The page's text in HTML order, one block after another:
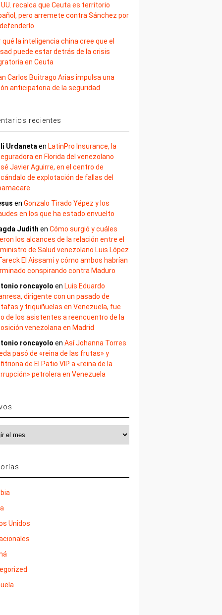
UU. recalca que Ceuta es territorio
pero arremete contra Sánchez por
qué la inteligencia china cree que el
puede estar detrás de la crisis
en Ceuta
Carlos Buitrago Arias impulsa una
anticipatoria de la seguridad
recientes
Urdaneta en LatinPro Insurance, la
en Florida del venezolano
Javier Aguirre, en el centro de
de explotación de fallas del
enGonzalo Tirado Yépez y los
en los que ha estado envuelto
Judith enCómo surgió y cuáles
los alcances de la relación entre el
de Salud venezolano Luis López
El Aissami y cómo ambos habrían
conspirando contra Maduro
roncayolo en Luis Eduardo
dirigente con un pasado de
y triquiñuelas en Venezuela, fue
de los asistentes a reencuentro de la
venezolana en Madrid
roncayolo enAsí Johanna Torres
pasó de «reina de las frutas» y
de El Patio VIP a «reina de la
petrolera en Venezuela
Unidos